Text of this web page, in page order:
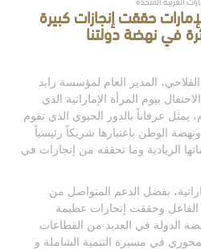
حققت إنجازات كبيرة
في نهضة دولتنا
المدير العام لمؤسسة زايد
بيوم المرأة الإماراتية
الذي
يمثل عرفاناً بالدور ا لحيوي الذي تقوم
نهضة الوطن باعتبارها شريكاً رئيسياً
الريادية وما تحققه من إنجازات في
بفضل الدعم المتواصل من
الفاعل وحققت إنجازات عظيمة
الدولة في العديد من القطاعات
في مسيرة التنمية الشاملة و